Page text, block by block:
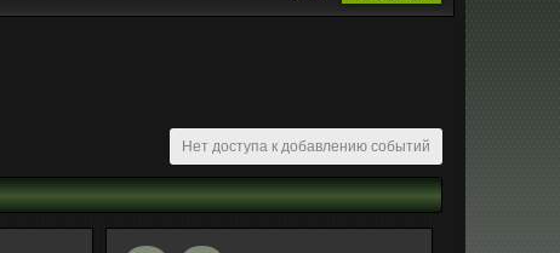
Нет доступа к добавлению событий